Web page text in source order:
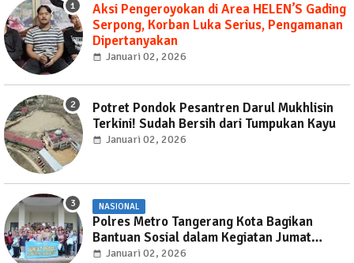
Aksi Pengeroyokan di Area HELEN’S Gading
Serpong, Korban Luka Serius, Pengamanan
Dipertanyakan
Januari 02, 2026
Potret Pondok Pesantren Darul Mukhlisin
Terkini! Sudah Bersih dari Tumpukan Kayu
Januari 02, 2026
NASIONAL
Polres Metro Tangerang Kota Bagikan
Bantuan Sosial dalam Kegiatan Jumat
Peduli
Januari 02, 2026